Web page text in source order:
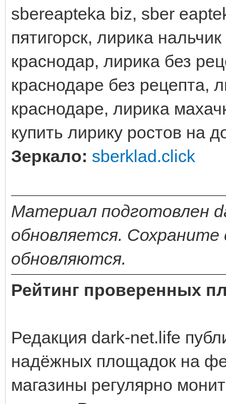
sbereapteka biz, sber
пятигорск, лирика
краснодар, лирика без
краснодаре без рецепта,
краснодаре, лирика
купить лирику ростов на
Зеркало: sberklad.click
Материал подготовлен
обновляется. Сохраните
обновляются.
Рейтинг проверенных
Редакция dark-net.life
надёжных площадок на
магазины регулярно